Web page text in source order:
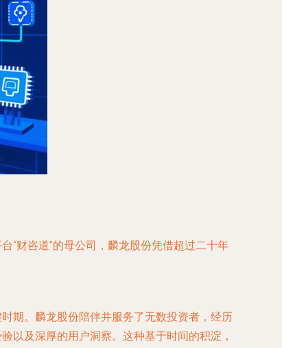
“财咨道”的母公司，麟龙股份凭借超过二十年
期。麟龙股份陪伴并服务了无数投资者，经历
以及深厚的用户洞察。这种基于时间的积淀，